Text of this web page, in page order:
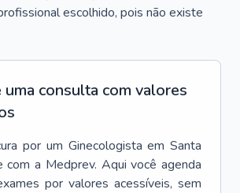
escolhido, pois não existe
consulta com valores
por um Ginecologista em Santa
com a Medprev. Aqui você agenda
por valores acessíveis, sem